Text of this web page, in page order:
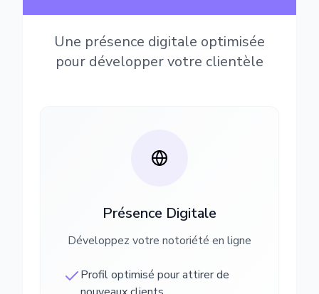
Une présence digitale optimisée
pour développer votre clientèle
Présence Digitale
Développez votre notoriété en ligne
Profil optimisé pour attirer de